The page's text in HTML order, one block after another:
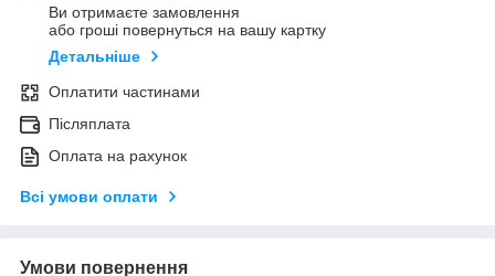
Ви отримаєте замовлення
або гроші повернуться на вашу картку
Детальніше
Оплатити частинами
Післяплата
Оплата на рахунок
Всі умови оплати
Умови повернення